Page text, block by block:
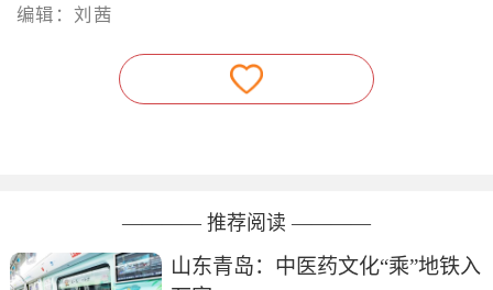
编辑：刘茜
———— 推荐阅读 ————
山东青岛：中医药文化“乘”地铁入